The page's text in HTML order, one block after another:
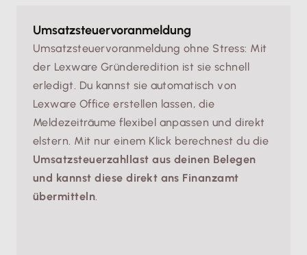
Umsatzsteuervoranmeldung
Umsatzsteuervoranmeldung ohne Stress: Mit
der Lexware Gründeredition ist sie schnell
erledigt. Du kannst sie automatisch von
Lexware Office erstellen lassen, die
Meldezeiträume flexibel anpassen und direkt
elstern. Mit nur einem Klick berechnest du die
Umsatzsteuerzahllast aus deinen Belegen
und kannst diese direkt ans Finanzamt
übermitteln.